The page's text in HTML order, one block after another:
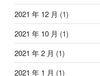
2021 年 12 月 (1)
2021 年 10 月 (1)
2021 年 2 月 (1)
2021 年 1 月 (1)